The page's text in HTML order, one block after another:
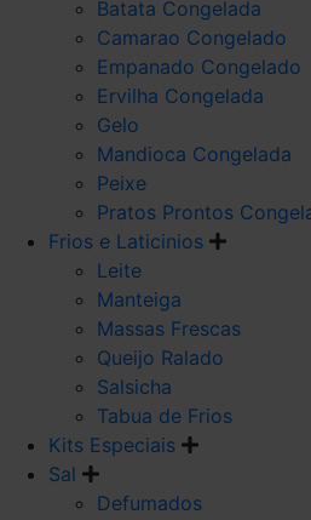
Batata Congelada
Camarao Congelado
Empanado Congelado
Ervilha Congelada
Gelo
Mandioca Congelada
Peixe
Pratos Prontos
Frios e Laticinios
Leite
Manteiga
Massas Frescas
Queijo Ralado
Salsicha
Tabua de Frios
Kits Especiais
Sal
Defumados